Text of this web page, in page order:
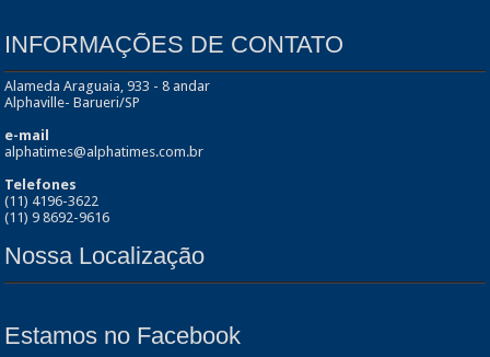
INFORMAÇÕES DE CONTATO
Alameda Araguaia, 933 - 8 andar
Alphaville- Barueri/SP
e-mail
alphatimes@alphatimes.com.br
Telefones
(11) 4196-3622
(11) 9 8692-9616
Nossa Localização
Estamos no Facebook